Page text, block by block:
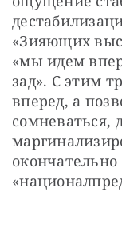
«Зияющих
«мы идем
зад». С этим
вперед, а